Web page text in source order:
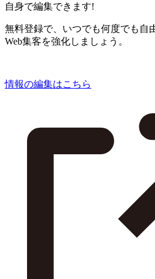
自身で編集できます!
無料登録で、いつでも何度でも自
Web集客を強化しましょう。
情報の編集はこちら